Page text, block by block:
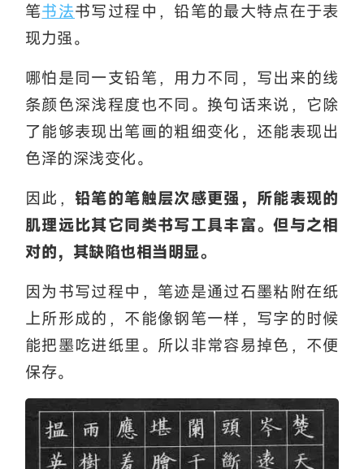
笔书法书写过程中，铅笔的最大特点在于表
现力强。
哪怕是同一支铅笔，用力不同，写出来的线
条颜色深浅程度也不同。换句话来说，它除
了能够表现出笔画的粗细变化，还能表现出
色泽的深浅变化。
因此， 铅笔的笔触层次感更强，所能表现的
肌理远比其它同类书写工具丰富。但与之相
对的，其缺陷也相当明显。
因为书写过程中，笔迹是通过石墨粘附在纸
上所形成的，不能像钢笔一样，写字的时候
能把墨吃进纸里。所以非常容易掉色，不便
保存。